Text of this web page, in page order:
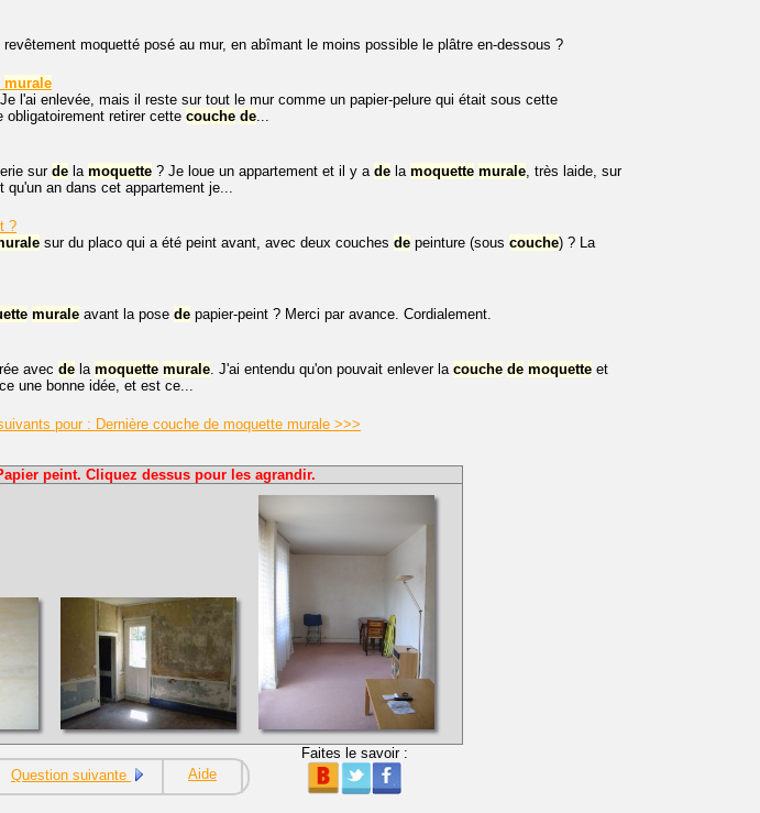
moquetté posé au mur, en abîmant le moins possible le plâtre en-dessous ?
murale
l'ai enlevée, mais il reste sur tout le mur comme un papier-pelure qui était sous cette
obligatoirement retirer cette couche de...
sur de la moquette ? Je loue un appartement et il y a de la moquette murale, très laide, sur
an dans cet appartement je...
?
sur du placo qui a été peint avant, avec deux couches de peinture (sous couche) ? La
murale avant la pose de papier-peint ? Merci par avance. Cordialement.
avec de la moquette murale. J'ai entendu qu'on pouvait enlever la couche de moquette et
une bonne idée, et est ce...
pour : Dernière couche de moquette murale >>>
peint. Cliquez dessus pour les agrandir.
Question suivante Aide
Faites le savoir :